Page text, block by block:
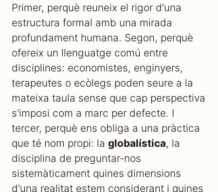
Primer, perquè reuneix el rigor d'una
estructura formal amb una mirada
profundament humana. Segon, perquè
ofereix un llenguatge comú entre
disciplines: economistes, enginyers,
terapeutes o ecòlegs poden seure a la
mateixa taula sense que cap perspectiva
s'imposi com a marc per defecte. I
tercer, perquè ens obliga a una pràctica
que té nom propi: la globalística, la
disciplina de preguntar-nos
sistemàticament quines dimensions
d'una realitat estem considerant i quines